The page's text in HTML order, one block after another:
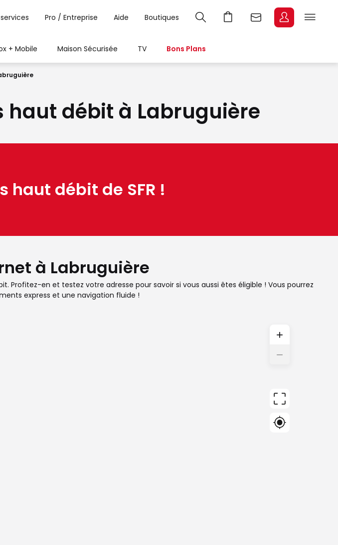
Pro / Entreprise Aide Boutiques
+ Mobile Maison Sécurisée TV Bons Plans
haut débit à Labruguière
haut débit de SFR !
à Labruguière
Profitez-en et testez votre adresse pour savoir si vous aussi êtes éligible ! Vous pourrez
express et une navigation fluide !
+
−